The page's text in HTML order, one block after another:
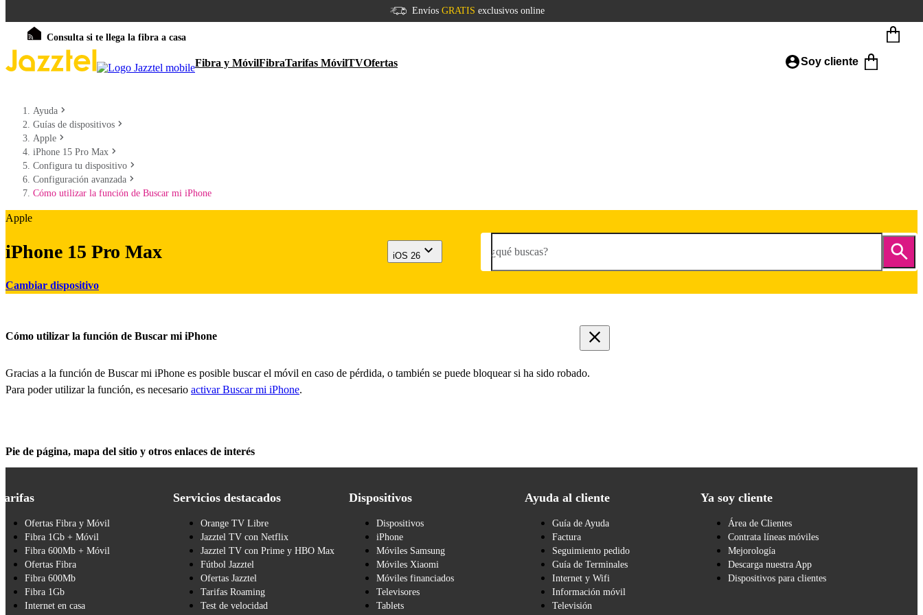
Envíos GRATIS exclusivos online
Consulta si te llega la fibra a casa
Fibra y MóvilFibraTarifas MóvilTVOfertas Soy cliente
Ayuda
Guías de dispositivos
Apple
iPhone 15 Pro Max
Configura tu dispositivo
Configuración avanzada
Cómo utilizar la función de Buscar mi iPhone
Apple
iPhone 15 Pro Max
Cambiar dispositivo
iOS 26 ¿qué buscas?
Cómo utilizar la función de Buscar mi iPhone
Gracias a la función de Buscar mi iPhone es posible buscar el móvil en caso de pérdida, o también se puede bloquear si ha sido robado.
Para poder utilizar la función, es necesario activar Buscar mi iPhone.
Pie de página, mapa del sitio y otros enlaces de interés
Ofertas Fibra y Móvil
Fibra 1Gb + Móvil
Fibra 600Mb + Móvil
Ofertas Fibra
Fibra 600Mb
Fibra 1Gb
Internet en casa
Servicios destacados
Orange TV Libre
Jazztel TV con Netflix
Jazztel TV con Prime y HBO Max
Fútbol Jazztel
Ofertas Jazztel
Tarifas Roaming
Test de velocidad
Dispositivos
Dispositivos
iPhone
Móviles Samsung
Móviles Xiaomi
Móviles financiados
Televisores
Tablets
Ayuda al cliente
Guía de Ayuda
Factura
Seguimiento pedido
Guía de Terminales
Internet y Wifi
Información móvil
Televisión
Ya soy cliente
Área de Clientes
Contrata líneas móviles
Mejorología
Descarga nuestra App
Dispositivos para clientes